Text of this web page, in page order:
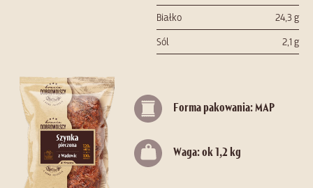
Białko
24,3 g
Sól
2,1 g
Forma pakowania: MAP
Waga: ok 1,2 kg